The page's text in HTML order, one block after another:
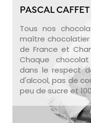
PASCAL CAFFET
Tous nos
maître chocolatier
de France et
Chaque
dans le respect
d'alcool, pas de
peu de sucre et